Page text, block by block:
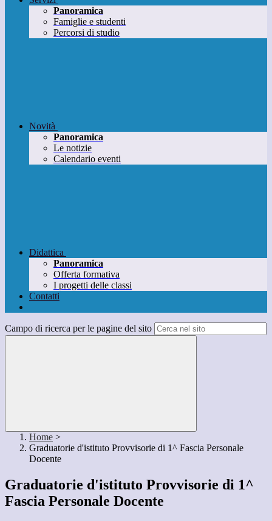
Panoramica
Famiglie e studenti
Percorsi di studio
Novità
Panoramica
Le notizie
Calendario eventi
Didattica
Panoramica
Offerta formativa
I progetti delle classi
Contatti
Campo di ricerca per le pagine del sito
Home >
Graduatorie d'istituto Provvisorie di 1^ Fascia Personale
Docente
Graduatorie d'istituto Provvisorie di 1^
Fascia Personale Docente